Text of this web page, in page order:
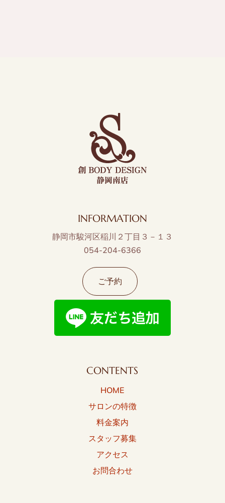
INFORMATION
静岡市駿河区稲川２丁目３－１３
054-204-6366
ご予約
CONTENTS
HOME
サロンの特徴
料金案内
スタッフ募集
アクセス
お問合わせ